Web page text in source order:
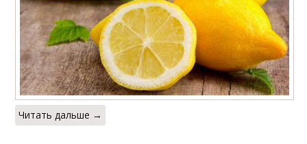
Читать дальше →